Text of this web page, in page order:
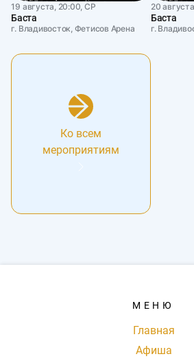
19 августа, 20:00, СР
Баста
г. Владивосток, Фетисов Арена
20
Баста
г.
Ко всем
мероприятиям
МЕНЮ
Главная
Афиша